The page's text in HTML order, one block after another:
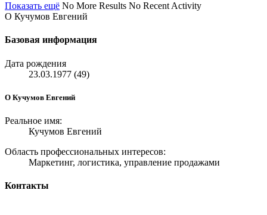
Показать ещё No More Results No Recent Activity
О Кучумов Евгений
Базовая информация
Дата рождения
23.03.1977 (49)
О Кучумов Евгений
Реальное имя:
Кучумов Евгений
Область профессиональных интересов:
Маркетинг, логистика, управление продажами
Контакты